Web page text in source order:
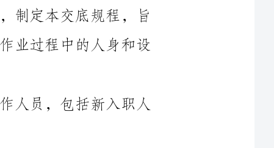
第二条：本规程适用于所有钻孔机操作人员，包括新入职人